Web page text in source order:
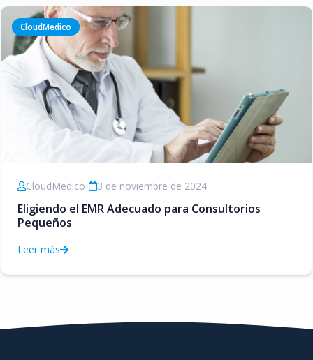
CloudMedico
CloudMedico• 3 de noviembre de 2024
Eligiendo el EMR Adecuado para Consultorios
Pequeños
Leer más